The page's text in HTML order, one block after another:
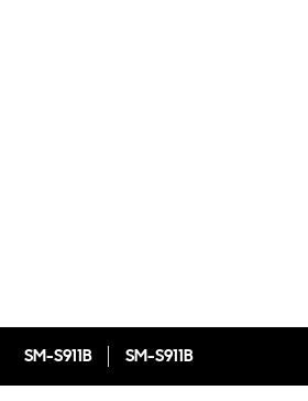
SM-S911B SM-S911B